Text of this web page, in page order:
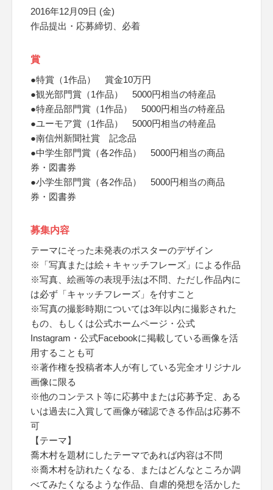
2016年12月09日 (金)
作品提出・応募締切、必着
賞
●特賞（1作品） 賞金10万円
●観光部門賞（1作品） 5000円相当の特産品
●特産品部門賞（1作品） 5000円相当の特産品
●ユーモア賞（1作品） 5000円相当の特産品
●南信州新聞社賞 記念品
●中学生部門賞（各2作品） 5000円相当の商品
券・図書券
●小学生部門賞（各2作品） 5000円相当の商品
券・図書券
募集内容
テーマにそった未発表のポスターのデザイン
※「写真または絵＋キャッチフレーズ」による作品
※写真、絵画等の表現手法は不問、ただし作品内に
は必ず「キャッチフレーズ」を付すこと
※写真の撮影時期については3年以内に撮影された
もの、もしくは公式ホームページ・公式
Instagram・公式Facebookに掲載している画像を活
用することも可
※著作権を投稿者本人が有している完全オリジナル
画像に限る
※他のコンテスト等に応募中または応募予定、ある
いは過去に入賞して画像が確認できる作品は応募不
可
【テーマ】
喬木村を題材にしたテーマであれば内容は不問
※喬木村を訪れたくなる、またはどんなところか調
べてみたくなるような作品、自虐的発想を活かした